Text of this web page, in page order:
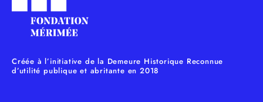
Créée à l’initiative de la Demeure Historique Reconnue
d’utilité publique et abritante en 2018